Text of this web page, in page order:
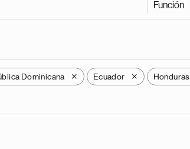
Función
Dominicana X Ecuador X Honduras